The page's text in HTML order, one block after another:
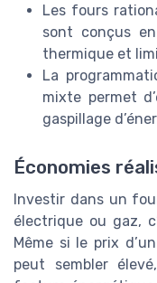
Les fours
sont conçus
thermique et
La
mixte permet
gaspillage
Économies
Investir dans un
électrique ou gaz,
Même si le prix
peut sembler